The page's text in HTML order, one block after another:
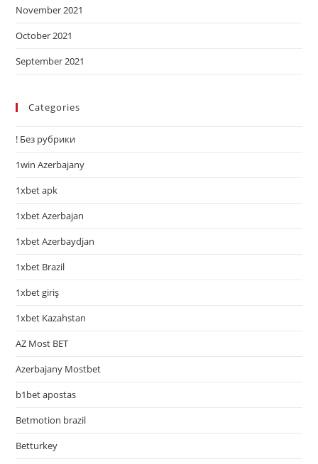
November 2021
October 2021
September 2021
Categories
! Без рубрики
1win Azerbajany
1xbet apk
1xbet Azerbajan
1xbet Azerbaydjan
1xbet Brazil
1xbet giriş
1xbet Kazahstan
AZ Most BET
Azerbajany Mostbet
b1bet apostas
Betmotion brazil
Betturkey